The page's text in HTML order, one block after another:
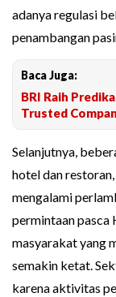
adanya regulasi
penambangan
Baca Juga:
BRI Raih
Trusted
Selanjutnya,
hotel dan
mengalami
permintaan pasca
masyarakat yang
semakin ketat.
karena aktivitas